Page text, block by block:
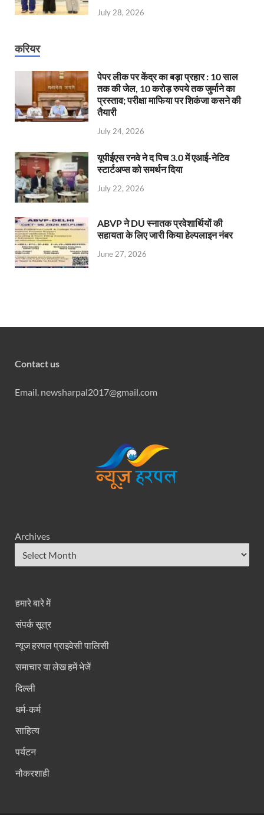
July 28, 2026
करियर
पेपर लीक पर केंद्र का बड़ा प्रहार : 10 साल
तक की जेल, 10 करोड़ रुपये तक जुर्माने का
प्रस्ताव; परीक्षा माफिया पर शिकंजा कसने की
तैयारी
July 24, 2026
यूपीईएस रनवे ने द पिच 3.0 में एआई-नेटिव
स्टार्टअप्स को समर्थन दिया
July 22, 2026
ABVP ने DU स्नातक प्रवेशार्थियों की
सहायता के लिए जारी किया हेल्पलाइन नंबर
June 27, 2026
Contact us
Email. newsharpal2017@gmail.com
Archives
हमारे बारे में
संपर्क सूत्र
न्यूज हरपल प्राइवेसी पालिसी
समाचार या लेख हमें भेजें
दिल्ली
धर्म-कर्म
साहित्य
पर्यटन
नौकरशाही